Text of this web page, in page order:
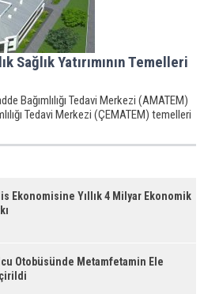
Sağlık Yatırımının Temelleri
Bağımlılığı Tedavi Merkezi (AMATEM)
Tedavi Merkezi (ÇEMATEM) temelleri
Ekonomisine Yıllık 4 Milyar Ekonomik
Otobüsünde Metamfetamin Ele